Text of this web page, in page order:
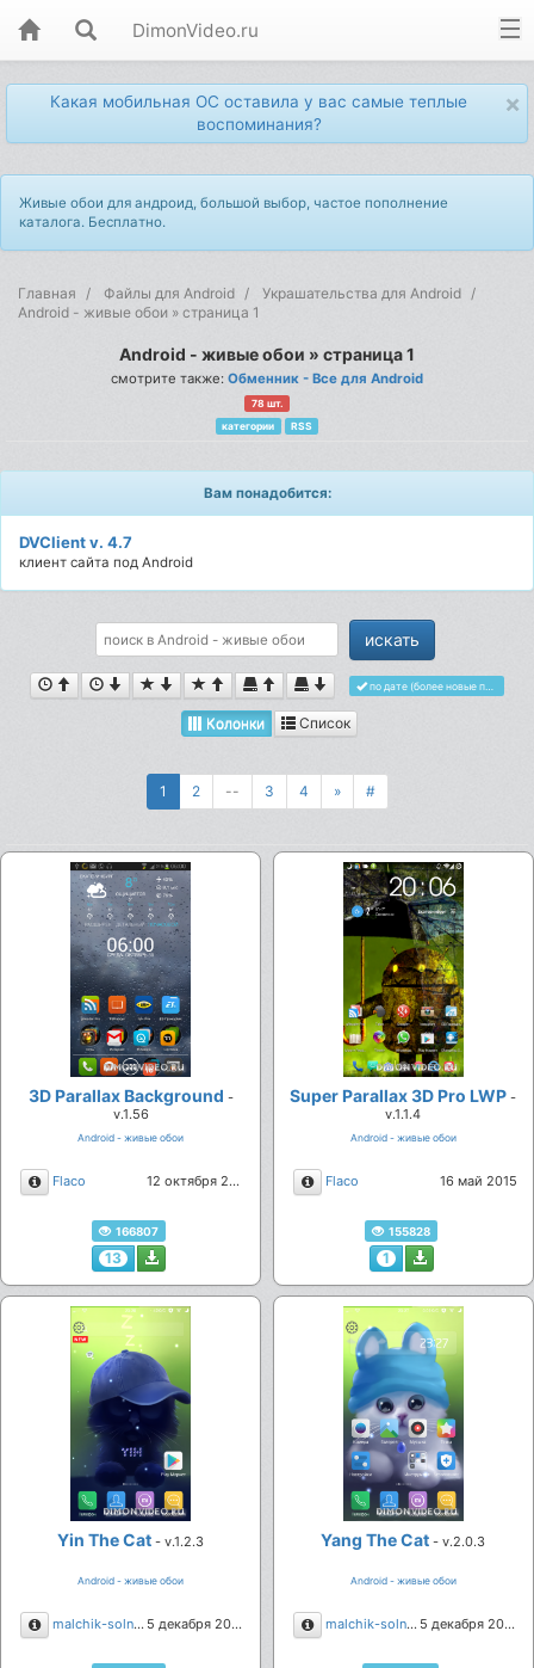
DimonVideo.ru
×
Какая мобильная ОС оставила у вас самые теплые
воспоминания?
Живые обои для андроид, большой выбор, частое пополнение
каталога. Бесплатно.
Главная Файлы для Android
Украшательства для Android
Android - живые обои » страница 1
Android - живые обои » страница 1
смотрите также: Обменник - Все для Android
78 шт.
категории
RSS
Вам понадобится:
DVClient v. 4.7
клиент сайта под Android
по дате (более новые первыми)
Колонки Список
1 2 -- 3 4 » #
3D Parallax Background -
v.1.56
Android - живые обои
Описание
Flaco 12 октября 2019
166807
13
Super Parallax 3D Pro LWP -
v.1.1.4
Android - живые обои
Описание
Flaco 16 май 2015
155828
1
Yin The Cat - v.1.2.3
Android - живые обои
Описание malchik-solnce 5 декабря 2014
Yang The Cat - v.2.0.3
Android - живые обои
Описание malchik-solnce 5 декабря 2014